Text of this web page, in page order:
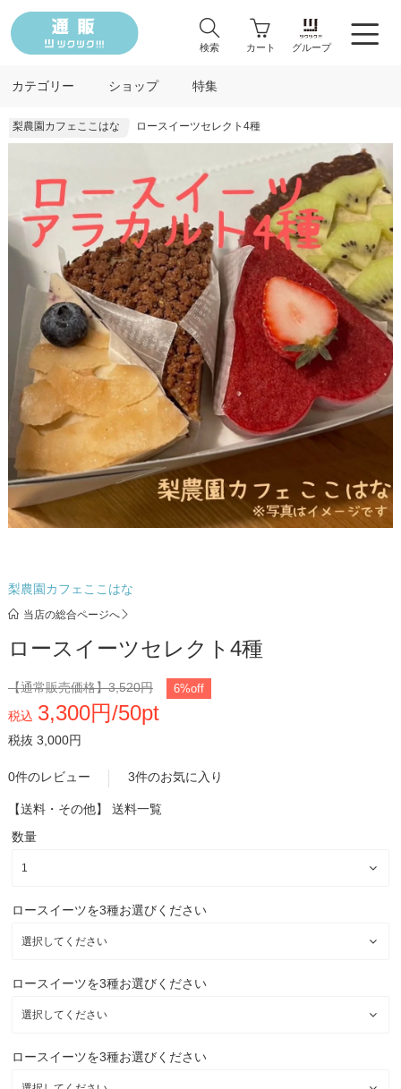
検索 カート グループ
カテゴリー ショップ 特集
梨農園カフェここはな ロースイーツセレクト4種
梨農園カフェここはな
当店の総合ページへ
ロースイーツセレクト4種
【通常販売価格】3,520円 6%off
税込 3,300円/50pt
税抜 3,000円
0件のレビュー 3件のお気に入り
【送料・その他】 送料一覧
数量
ロースイーツを3種お選びください
ロースイーツを3種お選びください
ロースイーツを3種お選びください